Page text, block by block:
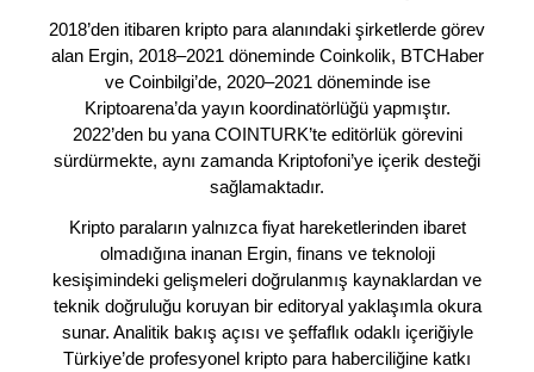
2018’den itibaren kripto para alanındaki şirketlerde görev
alan Ergin, 2018–2021 döneminde Coinkolik, BTCHaber
ve Coinbilgi’de, 2020–2021 döneminde ise
Kriptoarena’da yayın koordinatörlüğü yapmıştır.
2022’den bu yana COINTURK’te editörlük görevini
sürdürmekte, aynı zamanda Kriptofoni’ye içerik desteği
sağlamaktadır.
Kripto paraların yalnızca fiyat hareketlerinden ibaret
olmadığına inanan Ergin, finans ve teknoloji
kesişimindeki gelişmeleri doğrulanmış kaynaklardan ve
teknik doğruluğu koruyan bir editoryal yaklaşımla okura
sunar. Analitik bakış açısı ve şeffaflık odaklı içeriğiyle
Türkiye’de profesyonel kripto para haberciliğine katkı